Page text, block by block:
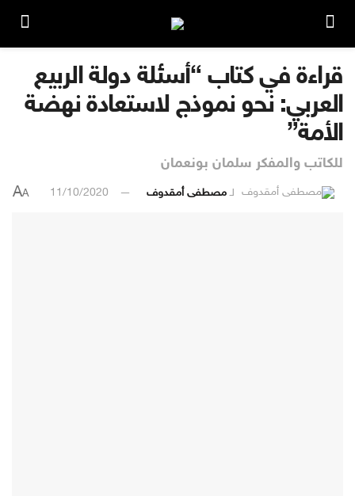
قراءة في كتاب “أسئلة دولة الربيع
العربي: نحو نموذج لاستعادة نهضة
الأمة”
للكاتب والمفكر سلمان بونعمان
لـ مصطفى أمقدوف 11/10/2020
A
A